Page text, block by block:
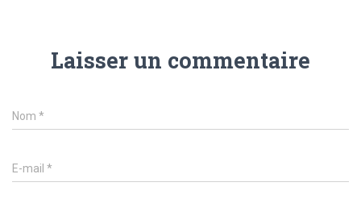
Laisser un commentaire
Nom *
E-mail *